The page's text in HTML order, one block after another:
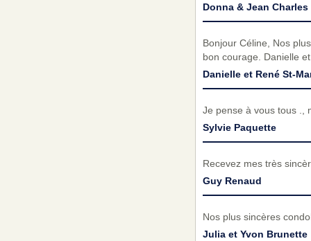
Donna & Jean Charles
Bonjour Céline, Nos
bon courage. Danielle
Danielle et René St-
Je pense à vous tous .,
Sylvie Paquette
Recevez mes très
Guy Renaud
Nos plus sincères
Julia et Yvon Brunette